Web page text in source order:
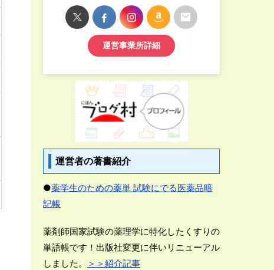
運営事業所詳細
運営者の著書紹介
●薬学生のための薬単 試験にでる医薬品暗
記帳
薬剤師国家試験の薬理学に特化したくすりの
単語帳です！出版社変更に伴いリニューアル
しました。
＞＞紹介記事